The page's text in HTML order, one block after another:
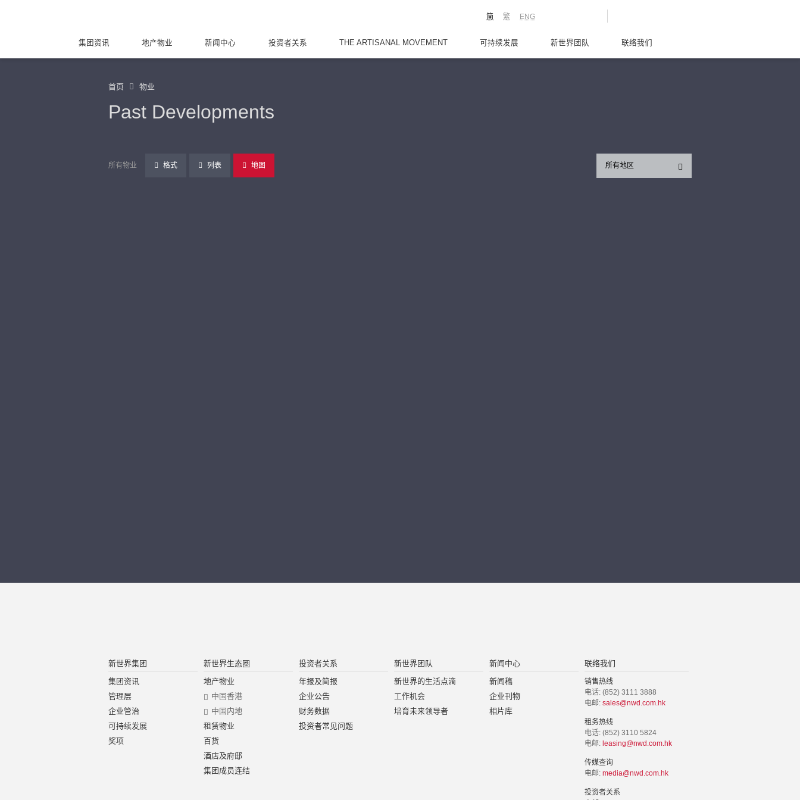
ENG
繁
简
集团资讯 地产物业 新闻中心 投资者关系 THE ARTISANAL MOVEMENT 可持续发展 新世界团队 联络我们
首页 物业
Past Developments
所有物业 格式 列表 地图 所有地区
新世界集团
集团资讯
管理层
企业管治
可持续发展
奖项
新世界生态圈
地产物业
中国香港
中国内地
租赁物业
百货
酒店及府邸
集团成员连结
投资者关系
年报及简报
企业公告
财务数据
投资者常见问题
新世界团队
新世界的生活点滴
工作机会
培育未来领导者
新闻中心
新闻稿
企业刊物
相片库
联络我们
销售热线
电话: (852) 3111 3888
电邮: sales@nwd.com.hk
租务热线
电话: (852) 3110 5824
电邮: leasing@nwd.com.hk
传媒查询
电邮: media@nwd.com.hk
投资者关系